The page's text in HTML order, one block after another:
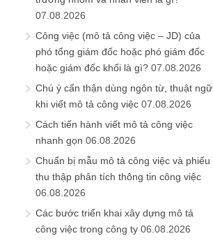
07.08.2026
Công việc (mô tả công việc – JD) của
phó tổng giám đốc hoặc phó giám đốc
hoặc giám đốc khối là gì? 07.08.2026
Chú ý cẩn thận dùng ngôn từ, thuật ngữ
khi viết mô tả công việc 07.08.2026
Cách tiến hành viết mô tả công việc
nhanh gọn 06.08.2026
Chuẩn bị mẫu mô tả công việc và phiếu
thu thập phân tích thông tin công việc
06.08.2026
Các bước triển khai xây dựng mô tả
công việc trong công ty 06.08.2026